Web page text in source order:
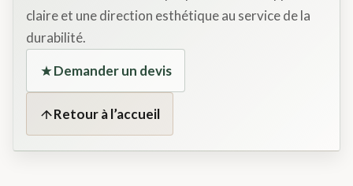
claire et une direction esthétique au service de la
durabilité.
Demander un devis
Retour à l’accueil